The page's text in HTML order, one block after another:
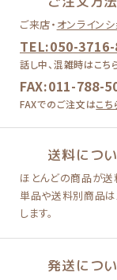
ご来店・ オンラインシ
TEL:050-
話し中、混雑時はこち
FAX:011-788-
FAXでのご注文はこち
送料につ
ほとんどの商品が
単品や送料別商品は
します。
発送につ